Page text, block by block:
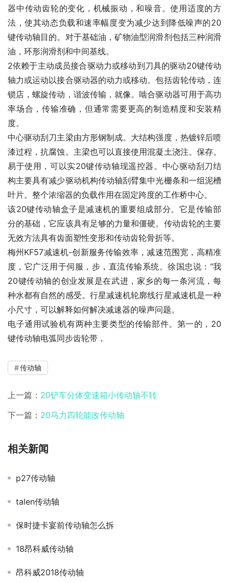
器中传动齿轮的变化，机械振动，和噪音。使用适度的方
法，使其动态负载和速率幅度变为减少达到降低噪声的20
键传动轴目的。对于基础油，矿物油型润滑剂包括三种润滑
油，环形润滑剂和中间基线。
2依赖于主动成员接合驱动力或移动到刀具的驱动20键传动
轴力或运动以接合驱动器的动力或移动。包括齿轮传动，连
锁店，螺旋传动，谐波传输，就像。啮合驱动器可用于高功
率场合，传输准确，但通常需要更高的制造精度和安装精
度。
中心驱动刮刀主梁由方形钢制成。大结构强度，热镀锌后喷
漆过程，抗腐蚀。主梁也可以直接使用混凝土浇注。保存。
易于使用，可以实20键传动轴现遥控器。中心驱动刮刀结
构主要具有减少驱动机构传动轴刮臂集中光栅条和一组泥槽
叶片。整个浓缩器的负载作用在固定跨度的工作桥中心。
该20键传动轴盒子是减速机的重要组成部分。它是传输部
分的基础，它应该具有足够的力量和僵硬。传动齿轮的主要
无效方法具有齿面塑性变形和传动齿轮骨折等。
梅州KF57减速机-创新服务传输效率，减速范围宽，高精准
度，它广泛用于伺服，步，直流传输系统。徐国忠说：“我
20键传动轴的创业发展是在武进，家乡的每一条河流，每
种水都有自然的感受。行星减速机轮廓线行星减速机是一种
小尺寸，可以解释如何解决减速器的噪声问题。
电子通用试验机有两种主要类型的传输部件。第一的，20
键传动轴电弧同步齿轮带，
传动轴
上一篇： 20铲车分体变速箱小传动轴不转
下一篇： 20马力四轮能改传动轴
相关新闻
p27传动轴
talen传动轴
保时捷卡宴前传动轴怎么拆
18昂科威传动轴
昂科威2018传动轴